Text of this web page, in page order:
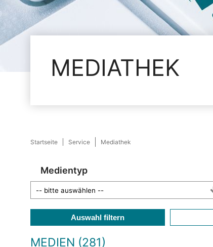
MEDIATHEK
Startseite Service Mediathek
Medientyp
Auswahl filtern
MEDIEN (281)